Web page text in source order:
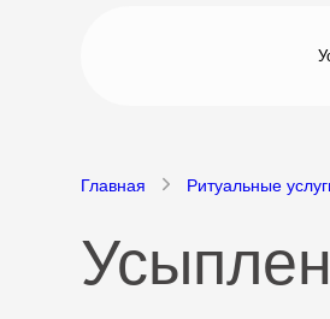
Главная Ритуальные